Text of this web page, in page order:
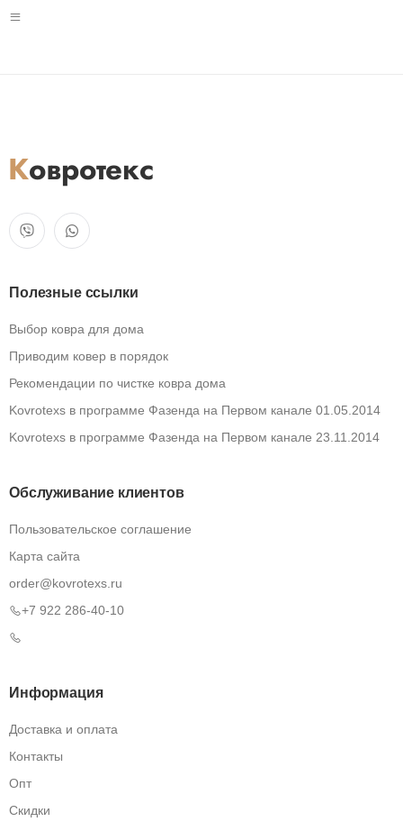
Полезные ссылки
Выбор ковра для дома
Приводим ковер в порядок
Рекомендации по чистке ковра дома
Kovrotexs в программе Фазенда на Первом канале 01.05.2014
Kovrotexs в программе Фазенда на Первом канале 23.11.2014
Обслуживание клиентов
Пользовательское соглашение
Карта сайта
order@kovrotexs.ru
+7 922 286-40-10
Информация
Доставка и оплата
Контакты
Опт
Скидки